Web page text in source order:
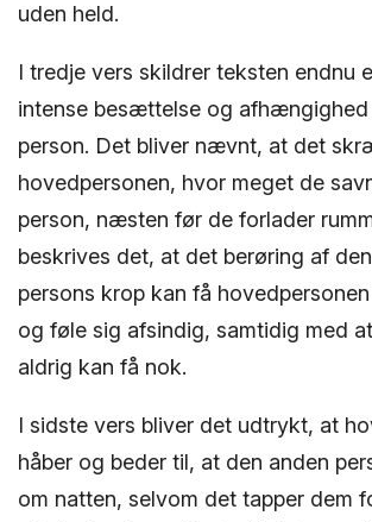
uden held.
I tredje vers skildrer teksten endnu
intense besættelse og afhængighed
person. Det bliver nævnt, at det
hovedpersonen, hvor meget de
person, næsten før de forlader
beskrives det, at det berøring af
persons krop kan få
og føle sig afsindig, samtidig med
aldrig kan få nok.
I sidste vers bliver det udtrykt, at
håber og beder til, at den anden
om natten, selvom det tapper dem